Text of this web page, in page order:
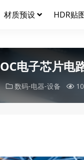
材质预设 HDR贴
电子芯片电
数码-电器-设备